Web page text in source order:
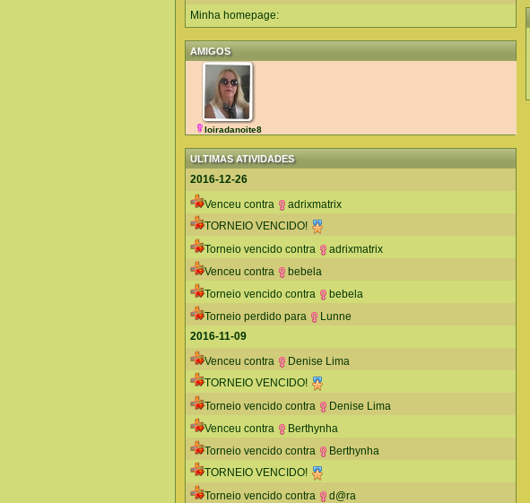
Minha homepage:
AMIGOS
loiradanoite8
ULTIMAS ATIVIDADES
2016-12-26
Venceu contra
adrixmatrix
TORNEIO VENCIDO!
Torneio vencido contra
adrixmatrix
Venceu contra
bebela
Torneio vencido contra
bebela
Torneio perdido para
Lunne
2016-11-09
Venceu contra
Denise Lima
TORNEIO VENCIDO!
Torneio vencido contra
Denise Lima
Venceu contra
Berthynha
Torneio vencido contra
Berthynha
TORNEIO VENCIDO!
Torneio vencido contra
d@ra